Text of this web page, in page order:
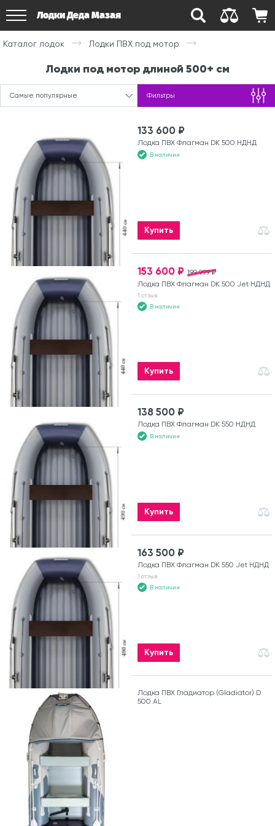
Лодки Деда Мазая
Каталог лодок Лодки ПВХ под мотор
Лодки под мотор длиной 500+ см
Самые популярные Фильтры
133 600 ₽
Лодка ПВХ Флагман DK 500 НДНД
В наличии
Купить
199 999 ₽
153 600 ₽
Лодка ПВХ Флагман DK 500 Jet НДНД
1 отзыв
В наличии
Купить
138 500 ₽
Лодка ПВХ Флагман DK 550 НДНД
В наличии
Купить
163 500 ₽
Лодка ПВХ Флагман DK 550 Jet НДНД
1 отзыв
В наличии
Купить
Лодка ПВХ Гладиатор (Gladiator) D
500 AL